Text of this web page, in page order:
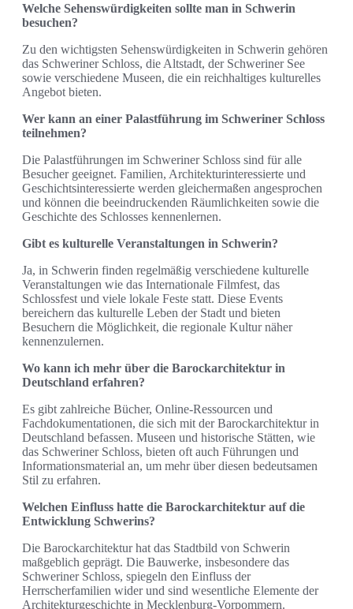
Welche Sehenswürdigkeiten sollte man in Schwerin
besuchen?
Zu den wichtigsten Sehenswürdigkeiten in Schwerin gehören
das Schweriner Schloss, die Altstadt, der Schweriner See
sowie verschiedene Museen, die ein reichhaltiges kulturelles
Angebot bieten.
Wer kann an einer Palastführung im Schweriner Schloss
teilnehmen?
Die Palastführungen im Schweriner Schloss sind für alle
Besucher geeignet. Familien, Architekturinteressierte und
Geschichtsinteressierte werden gleichermaßen angesprochen
und können die beeindruckenden Räumlichkeiten sowie die
Geschichte des Schlosses kennenlernen.
Gibt es kulturelle Veranstaltungen in Schwerin?
Ja, in Schwerin finden regelmäßig verschiedene kulturelle
Veranstaltungen wie das Internationale Filmfest, das
Schlossfest und viele lokale Feste statt. Diese Events
bereichern das kulturelle Leben der Stadt und bieten
Besuchern die Möglichkeit, die regionale Kultur näher
kennenzulernen.
Wo kann ich mehr über die Barockarchitektur in
Deutschland erfahren?
Es gibt zahlreiche Bücher, Online-Ressourcen und
Fachdokumentationen, die sich mit der Barockarchitektur in
Deutschland befassen. Museen und historische Stätten, wie
das Schweriner Schloss, bieten oft auch Führungen und
Informationsmaterial an, um mehr über diesen bedeutsamen
Stil zu erfahren.
Welchen Einfluss hatte die Barockarchitektur auf die
Entwicklung Schwerins?
Die Barockarchitektur hat das Stadtbild von Schwerin
maßgeblich geprägt. Die Bauwerke, insbesondere das
Schweriner Schloss, spiegeln den Einfluss der
Herrscherfamilien wider und sind wesentliche Elemente der
Architekturgeschichte in Mecklenburg-Vorpommern.